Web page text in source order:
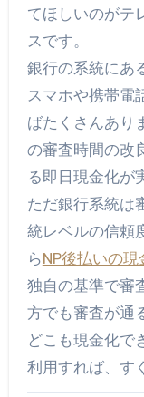
てほしいのがテ
スです。
銀行の系統にあ
スマホや携帯電
ばたくさんあり
の審査時間の改
る即日現金化が
ただ銀行系統は
統レベルの信頼
らNP後払いの現
独自の基準で審
方でも審査が通
どこも現金化で
利用すれば、す